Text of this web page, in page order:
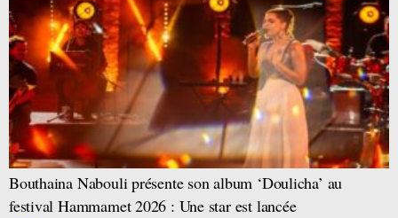
Bouthaina Nabouli présente son album ‘Doulicha’ au
festival Hammamet 2026 : Une star est lancée